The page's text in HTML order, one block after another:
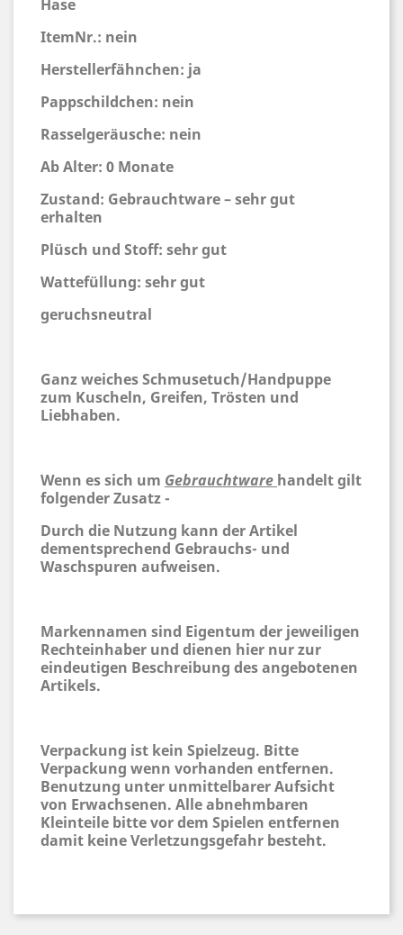
Hase
ItemNr.: nein
Herstellerfähnchen: ja
Pappschildchen: nein
Rasselgeräusche: nein
Ab Alter: 0 Monate
Zustand: Gebrauchtware – sehr gut
erhalten
Plüsch und Stoff: sehr gut
Wattefüllung: sehr gut
geruchsneutral
Ganz weiches Schmusetuch/Handpuppe
zum Kuscheln, Greifen, Trösten und
Liebhaben.
Wenn es sich um Gebrauchtware handelt gilt
folgender Zusatz -
Durch die Nutzung kann der Artikel
dementsprechend Gebrauchs- und
Waschspuren aufweisen.
Markennamen sind Eigentum der jeweiligen
Rechteinhaber und dienen hier nur zur
eindeutigen Beschreibung des angebotenen
Artikels.
Verpackung ist kein Spielzeug. Bitte
Verpackung wenn vorhanden entfernen.
Benutzung unter unmittelbarer Aufsicht
von Erwachsenen. Alle abnehmbaren
Kleinteile bitte vor dem Spielen entfernen
damit keine Verletzungsgefahr besteht.